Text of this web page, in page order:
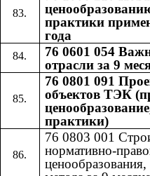
практики
года
76 0601 054
отрасли за 9
76 0801 091
объектов ТЭК
практики)
76 0803 001
нормативно-